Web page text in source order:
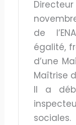
de
égalité,
d’une
Maîtrise
Il a